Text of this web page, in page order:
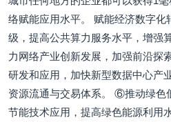
络赋能应用水平。 赋能经济数字
级，提高公共算力服务水平，增强
力网络产业创新发展，加强前沿探
研发和应用，加快新型数据中心产
资源流通与交易体系。 ⑥推动绿色
节能技术应用，提高绿色能源利用